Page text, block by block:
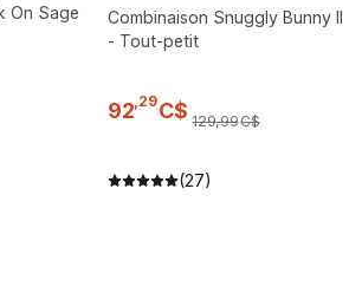
On Sage
Combinaison Snuggly Bunny II
- Tout-petit
92 29C$ 129,99C$
(27)